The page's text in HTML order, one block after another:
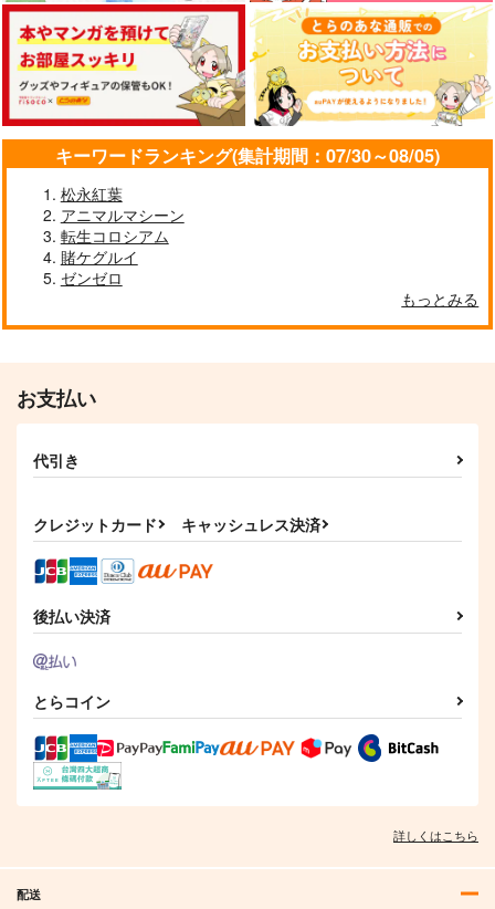
キーワードランキング(集計期間：07/30～08/05)
松永紅葉
アニマルマシーン
転生コロシアム
賭ケグルイ
ゼンゼロ
もっとみる
お支払い
代引き
クレジットカード キャッシュレス決済
後払い決済
とらコイン
詳しくはこちら
配送